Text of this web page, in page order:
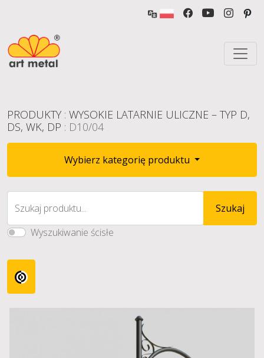
PRODUKTY : WYSOKIE LATARNIE ULICZNE – TYP D,
DS, WK, DP : D10/04
Wybierz kategorię produktu
Szukaj produktu...
Szukaj
Wyszukiwanie ścisłe